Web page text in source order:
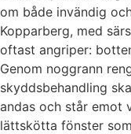
om både invändig
Kopparberg, med
oftast angriper:
Genom noggrann
skyddsbehandling
andas och står emot
lättskötta fönster